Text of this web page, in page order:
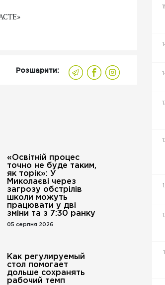
Розшарити:
«Освітній процес
точно не буде таким,
як торік»: У
Миколаєві через
загрозу обстрілів
школи можуть
працювати у дві
зміни та з 7:30 ранку
05 серпня 2026
Как регулируемый
стол помогает
дольше сохранять
рабочий темп